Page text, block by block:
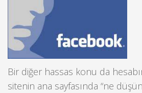
Bir diğer hassas konu da
sitenin ana sayfasında “ne